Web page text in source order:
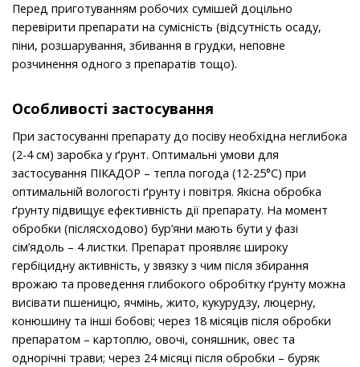
Перед приготуванням робочих сумішей доцільно
перевірити препарати на сумісність (відсутність осаду,
піни, розшарування, збивання в грудки, неповне
розчинення одного з препаратів тощо).
Особливостi застосування
При застосуванні препарату до посіву необхідна неглибока
(2-4 см) заробка у ґрунт. Оптимальні умови для
застосування ПІКАДОР – тепла погода (12-25°С) при
оптимальній вологості ґрунту і повітря. Якісна обробка
ґрунту підвищує ефективність дії препарату. На момент
обробки (післясходово) бур’яни мають бути у фазі
сім’ядоль – 4 листки. Препарат проявляє широку
гербіцидну активність, у звязку з чим після збирання
врожаю та проведення глибокого обробітку ґрунту можна
висівати пшеницю, ячмінь, жито, кукурудзу, люцерну,
конюшину та інші бобові; через 18 місяців після обробки
препаратом – картоплю, овочі, соняшник, овес та
однорічні трави; через 24 місяці після обробки – буряк